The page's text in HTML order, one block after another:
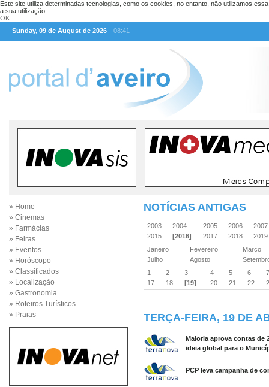
Este site utiliza determinadas tecnologias, como os cookies, no entanto, não utilizamos
a sua utilização.
OK
Sunday, 09 de August de 2026
08:41
» Home
» Cinemas
» Farmácias
» Feiras
» Eventos
» Horóscopo
» Classificados
» Localização
» Gastronomia
» Roteiros Turísticos
» Praias
NOTÍCIAS ANTIGAS
2003 2004 2005 2006
2015
[2016] 2017 2018
Janeiro
Fevereiro
Março
Julho
Agosto
1
2 3 4 5 6
17
18 [19] 20 21 22
TERÇA-FEIRA, 19 DE
Maioria aprova contas de
ideia global para o
PCP leva campanha de